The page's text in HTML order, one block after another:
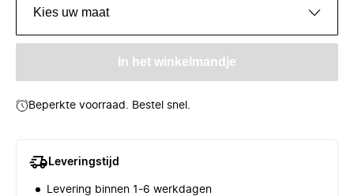
Kies uw maat
In het winkelmandje
Beperkte voorraad. Bestel snel.
Leveringstijd
Levering binnen 1-6 werkdagen